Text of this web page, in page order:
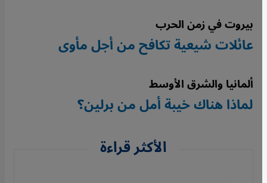
بيروت في زمن الحرب
عائلات شيعية تكافح من أجل مأوى
ألمانيا والشرق الأوسط
لماذا هناك خيبة أمل من برلين؟
الأكثر قراءة